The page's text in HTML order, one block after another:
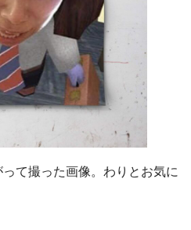
て撮った画像。わりとお気に